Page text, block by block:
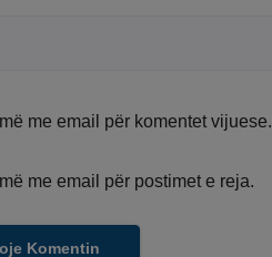
me email për komentet vijuese.
me email për postimet e reja.